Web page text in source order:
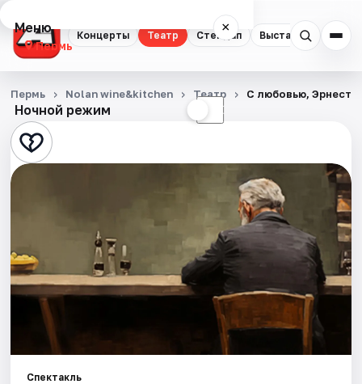
Концерты Театр Стендап Выставки
Меню ×
Пермь
Концерты
Театр
Стендап
Экскурсии
Спорт
События
Ночной режим ☾
Пермь Nolan wine&kitchen Театр С любовью, Эрнест
Спектакль